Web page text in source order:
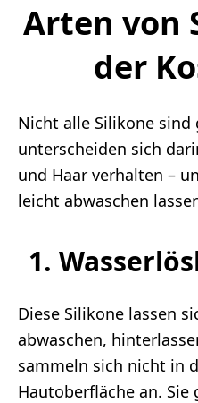
Arten von
der
Nicht alle Silikone sind
unterscheiden sich
und Haar verhalten –
leicht abwaschen
1.
Diese Silikone lassen
abwaschen,
sammeln sich nicht in
Hautoberfläche an. Sie